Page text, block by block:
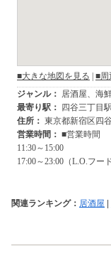
関連ランキング： 居酒屋 |